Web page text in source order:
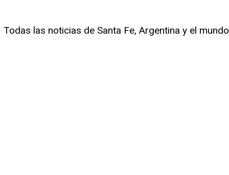
Todas las noticias de Santa Fe, Argentina y el mundo